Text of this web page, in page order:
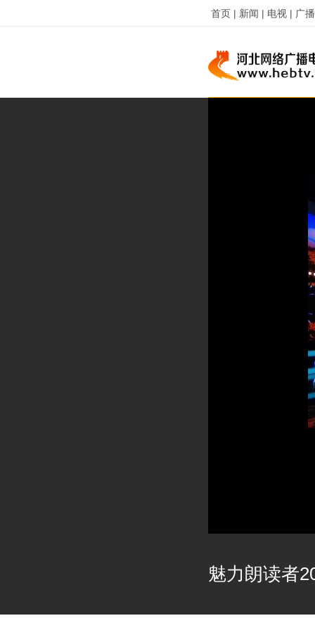
首页 | 新闻 | 电视 | 广
魅力朗读者